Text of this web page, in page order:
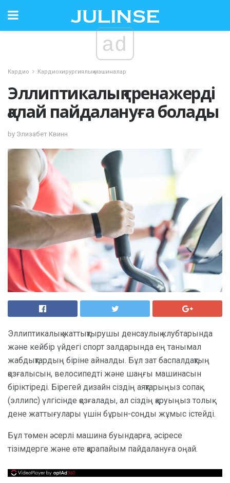
ad
Кардио Кардиохирургиялық машиналар
Эллиптикалық тренажерді
қалай пайдалануға болады
by Элизабет Квинн
Эллиптикалық жаттықтырушы денсаулық клубтарында
және кейбір үйдегі спорт залдарында ең танымал
жабдықтардың біріне айналды. Бұл зат баспалдақтың
қозғалысын, велосипедті және шаңғы машинасын
біріктіреді. Бірегей дизайн сіздің аяқтарыңыз сопақ
(эллипс) үлгісінде қозғалады, ал сіздің қаруыңыз толық
дене жаттығулары үшін бұрын-соңды жұмыс істейді.
Бұл төмен әсерлі машина буындарға, әсіресе
тізімдерге және өте қарапайым пайдалануға оңай.